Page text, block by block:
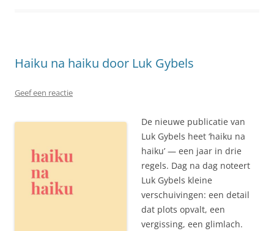
Haiku na haiku door Luk Gybels
Geef een reactie
De nieuwe publicatie van
Luk Gybels heet ‘haiku na
haiku’ — een jaar in drie
regels. Dag na dag noteert
Luk Gybels kleine
verschuivingen: een detail
dat plots opvalt, een
vergissing, een glimlach.